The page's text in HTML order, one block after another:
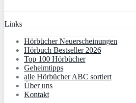
Links
Hörbücher Neuerscheinungen
Hörbuch Bestseller 2026
Top 100 Hörbücher
Geheimtipps
alle Hörbücher ABC sortiert
Über uns
Kontakt